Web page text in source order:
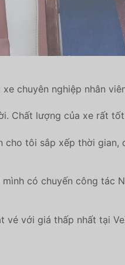
chuyên nghiệp nhân
Chất lượng của xe rất
cho tôi sắp xếp thời
có chuyến công
với giá thấp nhất tại